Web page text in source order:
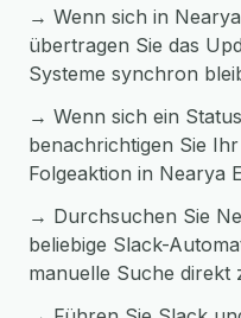
→ Wenn sich in
übertragen Sie das
Systeme synchron
→ Wenn sich ein
benachrichtigen Sie
Folgeaktion in Nearya
→ Durchsuchen Sie
beliebige Slack-
manuelle Suche direkt